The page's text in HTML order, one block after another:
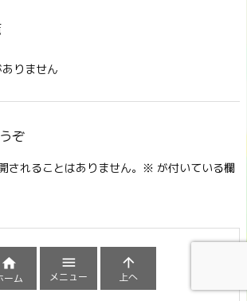
りません
ぞ
されることはありません。 ※ が付いている欄

ーム

メニュー

上へ